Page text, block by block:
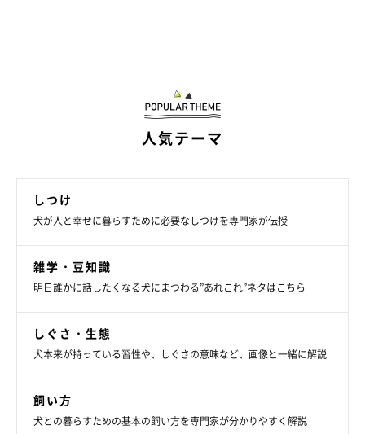
人気テーマ
しつけ
犬が人と幸せに暮らすために必要なしつけを専門家が伝授
雑学・豆知識
明日誰かに話したくなる犬にまつわる”あれこれ”ネタはこちら
しぐさ・生態
犬本来が持っている習性や、しぐさの意味など、画像と一緒に解説
飼い方
犬との暮らすための基本の飼い方を専門家が分かりやすく解説